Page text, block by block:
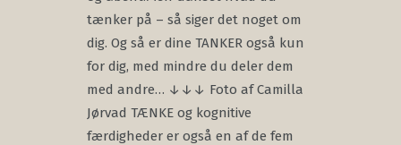
tænker på – så siger det noget om
dig. Og så er dine TANKER også kun
for dig, med mindre du deler dem
med andre… ↓↓↓ Foto af Camilla
Jørvad TÆNKE og kognitive
færdigheder er også en af de fem